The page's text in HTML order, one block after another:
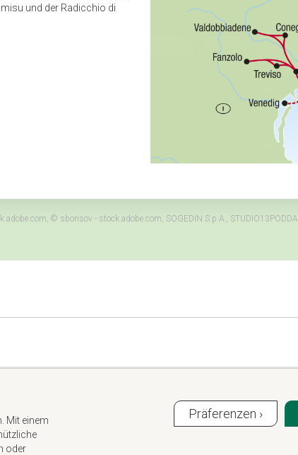
und der Radicchio di
© sborisov - stock.adobe.com, SOGEDIN S.p.A., STUDIO13PODDA
Mit einem
oder
Präferenzen ›